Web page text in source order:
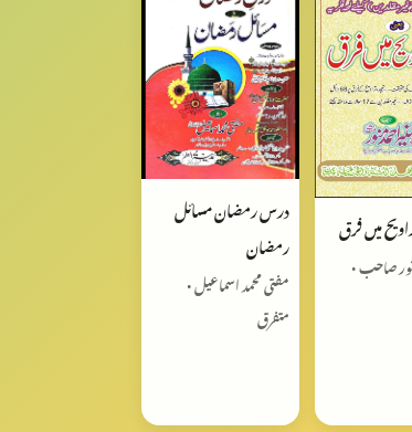
ميں فرق
صاحب •
درس رمضان مسائل
رمضان
مفتی محمد اسماعیل •
متفرق